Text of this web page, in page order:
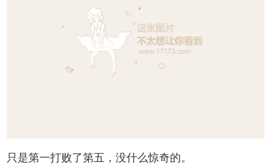
只是第一打败了第五，没什么惊奇的。